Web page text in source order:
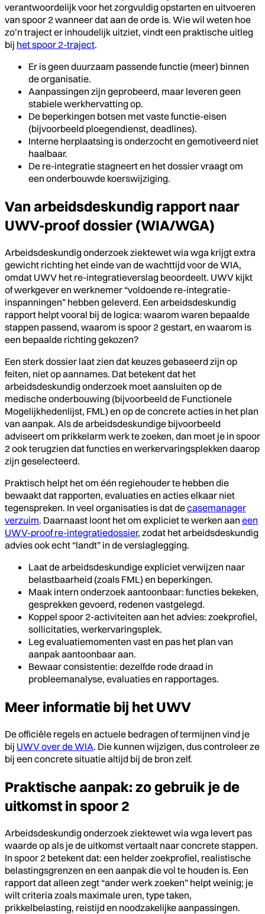
verantwoordelijk voor het zorgvuldig opstarten en uitvoeren
van spoor 2 wanneer dat aan de orde is. Wie wil weten hoe
zo’n traject er inhoudelijk uitziet, vindt een praktische uitleg
bij het spoor 2-traject.
Er is geen duurzaam passende functie (meer) binnen
de organisatie.
Aanpassingen zijn geprobeerd, maar leveren geen
stabiele werkhervatting op.
De beperkingen botsen met vaste functie-eisen
(bijvoorbeeld ploegendienst, deadlines).
Interne herplaatsing is onderzocht en gemotiveerd niet
haalbaar.
De re-integratie stagneert en het dossier vraagt om
een onderbouwde koerswijziging.
Van arbeidsdeskundig rapport naar
UWV-proof dossier (WIA/WGA)
Arbeidsdeskundig onderzoek ziektewet wia wga krijgt extra
gewicht richting het einde van de wachttijd voor de WIA,
omdat UWV het re-integratieverslag beoordeelt. UWV kijkt
of werkgever en werknemer “voldoende re-integratie-
inspanningen” hebben geleverd. Een arbeidsdeskundig
rapport helpt vooral bij de logica: waarom waren bepaalde
stappen passend, waarom is spoor 2 gestart, en waarom is
een bepaalde richting gekozen?
Een sterk dossier laat zien dat keuzes gebaseerd zijn op
feiten, niet op aannames. Dat betekent dat het
arbeidsdeskundig onderzoek moet aansluiten op de
medische onderbouwing (bijvoorbeeld de Functionele
Mogelijkhedenlijst, FML) en op de concrete acties in het plan
van aanpak. Als de arbeidsdeskundige bijvoorbeeld
adviseert om prikkelarm werk te zoeken, dan moet je in spoor
2 ook terugzien dat functies en werkervaringsplekken daarop
zijn geselecteerd.
Praktisch helpt het om één regiehouder te hebben die
bewaakt dat rapporten, evaluaties en acties elkaar niet
tegenspreken. In veel organisaties is dat decasemanager
verzuim. Daarnaast loont het om expliciet te werken aan een
UWV-proof re-integratiedossier, zodat het arbeidsdeskundig
advies ook echt “landt” in de verslaglegging.
Laat de arbeidsdeskundige expliciet verwijzen naar
belastbaarheid (zoals FML) en beperkingen.
Maak intern onderzoek aantoonbaar: functies bekeken,
gesprekken gevoerd, redenen vastgelegd.
Koppel spoor 2-activiteiten aan het advies: zoekprofiel,
sollicitaties, werkervaringsplek.
Leg evaluatiemomenten vast en pas het plan van
aanpak aantoonbaar aan.
Bewaar consistentie: dezelfde rode draad in
probleemanalyse, evaluaties en rapportages.
Meer informatie bij het UWV
De officiële regels en actuele bedragen of termijnen vind je
bij UWV over de WIA. Die kunnen wijzigen, dus controleer ze
bij een concrete situatie altijd bij de bron zelf.
Praktische aanpak: zo gebruik je de
uitkomst in spoor 2
Arbeidsdeskundig onderzoek ziektewet wia wga levert pas
waarde op als je de uitkomst vertaalt naar concrete stappen.
In spoor 2 betekent dat: een helder zoekprofiel, realistische
belastingsgrenzen en een aanpak die vol te houden is. Een
rapport dat alleen zegt “ander werk zoeken” helpt weinig; je
wilt criteria zoals maximale uren, type taken,
prikkelbelasting, reistijd en noodzakelijke aanpassingen.